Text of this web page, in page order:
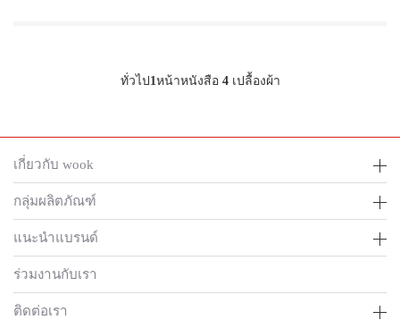
ทั่วไป 1หน้าหนังสือ 4เปลื้องผ้า
เกี่ยวกับ wook
กลุ่มผลิตภัณฑ์
แนะนำแบรนด์
ร่วมงานกับเรา
ติดต่อเรา